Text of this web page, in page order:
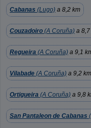
Cabanas (Lugo) a 8,2 km
Couzadoiro (A Coruña) a 8,7
Regueira (A Coruña) a 9,1
Vilabade (A Coruña) a 9,2 km
Ortigueira (A Coruña) a 9,8
San Pantaleon de Cabanas